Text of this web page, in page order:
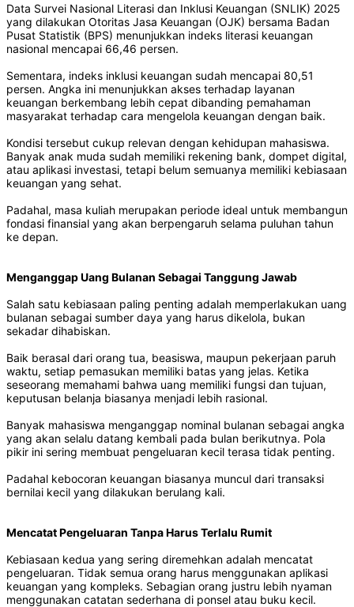
Data Survei Nasional Literasi dan Inklusi Keuangan (SNLIK) 2025
yang dilakukan Otoritas Jasa Keuangan (OJK) bersama Badan
Pusat Statistik (BPS) menunjukkan indeks literasi keuangan
nasional mencapai 66,46 persen.
Sementara, indeks inklusi keuangan sudah mencapai 80,51
persen. Angka ini menunjukkan akses terhadap layanan
keuangan berkembang lebih cepat dibanding pemahaman
masyarakat terhadap cara mengelola keuangan dengan baik.
Kondisi tersebut cukup relevan dengan kehidupan mahasiswa.
Banyak anak muda sudah memiliki rekening bank, dompet digital,
atau aplikasi investasi, tetapi belum semuanya memiliki kebiasaan
keuangan yang sehat.
Padahal, masa kuliah merupakan periode ideal untuk membangun
fondasi finansial yang akan berpengaruh selama puluhan tahun
ke depan.
Menganggap Uang Bulanan Sebagai Tanggung Jawab
Salah satu kebiasaan paling penting adalah memperlakukan uang
bulanan sebagai sumber daya yang harus dikelola, bukan
sekadar dihabiskan.
Baik berasal dari orang tua, beasiswa, maupun pekerjaan paruh
waktu, setiap pemasukan memiliki batas yang jelas. Ketika
seseorang memahami bahwa uang memiliki fungsi dan tujuan,
keputusan belanja biasanya menjadi lebih rasional.
Banyak mahasiswa menganggap nominal bulanan sebagai angka
yang akan selalu datang kembali pada bulan berikutnya. Pola
pikir ini sering membuat pengeluaran kecil terasa tidak penting.
Padahal kebocoran keuangan biasanya muncul dari transaksi
bernilai kecil yang dilakukan berulang kali.
Mencatat Pengeluaran Tanpa Harus Terlalu Rumit
Kebiasaan kedua yang sering diremehkan adalah mencatat
pengeluaran. Tidak semua orang harus menggunakan aplikasi
keuangan yang kompleks. Sebagian orang justru lebih nyaman
menggunakan catatan sederhana di ponsel atau buku kecil.